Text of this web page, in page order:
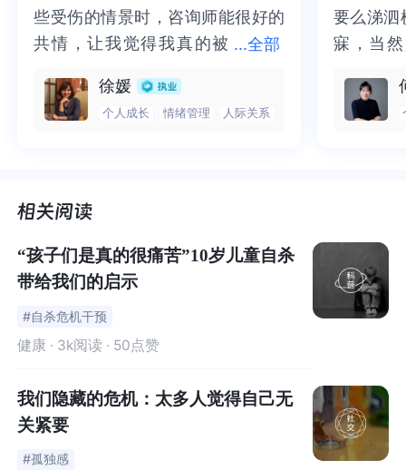
据世界卫生组织估计，每例自杀平均影响至少6人。
这种现象，被称为 “自杀传染” （suicidal contagion）。
提及这个话题，就不能不提，让4月1日从此不只是，甚至
2003年4月1日，22年前的今天，享誉华人世界的张国
他的离世，不仅是娱乐圈的巨震，也成为心理学中“自杀传
张国荣长期受抑郁症困扰，既有生理性症状（胃酸倒流、
童年家庭疏离（父亲风流成性，母亲情感淡漠），公开同
性恋身份后的舆论暴力（被媒体戏谑为“基佬张”），以及转
...全部
些受伤的情景时，咨询师能很好的
共情，让我觉得我真的被
一部分未处理的情绪被注意到了，
而且当咨询师准确说出我当时的情
觉轻快了很多，感觉轻松了。很感
谢咨询师姐姐！
些受伤的情景时，咨询师能很好的
共情，让我觉得我真的被抱住了。
处理的情绪被注意到了，而且当咨
询师准确说出我当时的情绪，我感
了很多，感觉轻松了。很感谢咨询
师姐姐！
徐媛
个人成长 情绪管理 人际关系
要么涕泗
寐，当
来，觉
再困于
要么涕泗
寐，当然
不必再
梏，更
“孩子们是真的很痛苦”10岁儿童自杀
带给我们的启示
#自杀危机干预
健康 · 3k阅读 · 50点赞
我们隐藏的危机：太多人觉得自己无
关紧要
#孤独感